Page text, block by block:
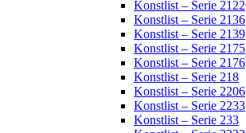
Konstlist – Serie 2122
Konstlist – Serie 2136
Konstlist – Serie 2139
Konstlist – Serie 2175
Konstlist – Serie 2176
Konstlist – Serie 218
Konstlist – Serie 2206
Konstlist – Serie 2233
Konstlist – Serie 233